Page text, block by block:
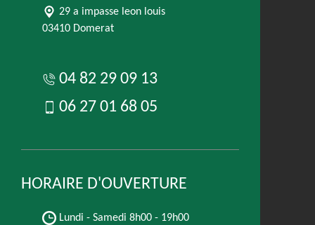
29 a impasse leon louis
03410 Domerat
04 82 29 09 13
06 27 01 68 05
HORAIRE D'OUVERTURE
Lundi - Samedi 8h00 - 19h00